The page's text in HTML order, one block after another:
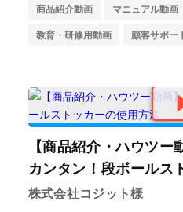
商品紹介動画
マニュアル動画
教育・研修用動画
顧客サポー
【商品紹介・ハウツ
カンタン！段ボールス
株式会社コジット様